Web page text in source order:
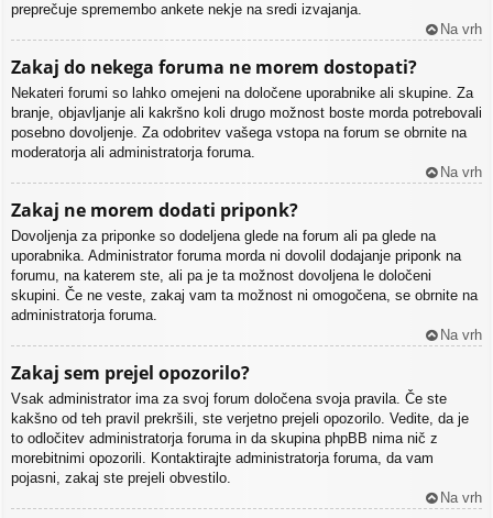
preprečuje spremembo ankete nekje na sredi izvajanja.
Na vrh
Zakaj do nekega foruma ne morem dostopati?
Nekateri forumi so lahko omejeni na določene uporabnike ali skupine. Za
branje, objavljanje ali kakršno koli drugo možnost boste morda potrebovali
posebno dovoljenje. Za odobritev vašega vstopa na forum se obrnite na
moderatorja ali administratorja foruma.
Na vrh
Zakaj ne morem dodati priponk?
Dovoljenja za priponke so dodeljena glede na forum ali pa glede na
uporabnika. Administrator foruma morda ni dovolil dodajanje priponk na
forumu, na katerem ste, ali pa je ta možnost dovoljena le določeni
skupini. Če ne veste, zakaj vam ta možnost ni omogočena, se obrnite na
administratorja foruma.
Na vrh
Zakaj sem prejel opozorilo?
Vsak administrator ima za svoj forum določena svoja pravila. Če ste
kakšno od teh pravil prekršili, ste verjetno prejeli opozorilo. Vedite, da je
to odločitev administratorja foruma in da skupina phpBB nima nič z
morebitnimi opozorili. Kontaktirajte administratorja foruma, da vam
pojasni, zakaj ste prejeli obvestilo.
Na vrh